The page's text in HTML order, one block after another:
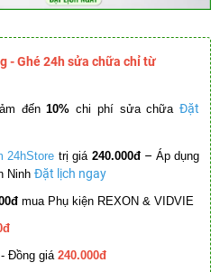
- Ghé 24h sửa chữa chỉ từ
đến10% chi phí sửa chữa Đặt
24hStore trị giá 240.000đ – Áp dụng
Ninh Đặt lịch ngay
mua Phụ kiện REXON & VIDVIE
- Đồng giá 240.000đ